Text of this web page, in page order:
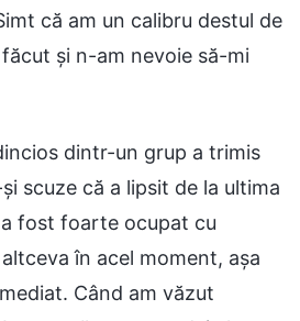
că am un calibru destul de
și n-am nevoie să-mi
dintr-un grup a trimis
scuze că a lipsit de la ultima
fost foarte ocupat cu
în acel moment, așa
Când am văzut